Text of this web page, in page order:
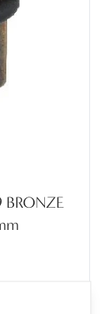
BRONZE